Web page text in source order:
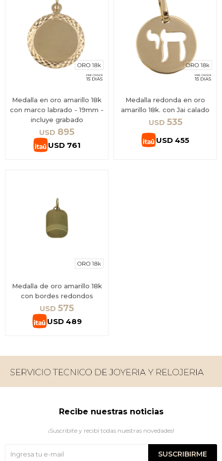
Medalla en oro amarillo 18k
con marco labrado - 19mm -
incluye grabado
USD 895
USD 761
Medalla redonda en oro
amarillo 18k. con Jai calado
USD 535
USD 455
Medalla de oro amarillo 18k
con bordes redondos
USD 575
USD 489
Recibe nuestras noticias
¡Suscribite y recibí todas nuestras novedades!
SUSCRIBIRME